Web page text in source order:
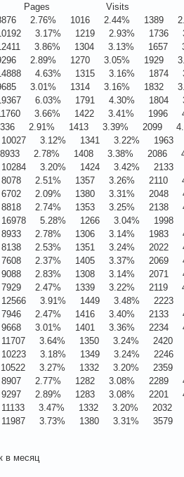
Visits
2.76% 1016 2.44% 1389
3.17% 1219 2.93% 1736
3.86% 1304 3.13% 1657
2.89% 1270 3.05% 1929
4.63% 1315 3.16% 1874
3.01% 1314 3.16% 1832
6.03% 1791 4.30% 1804
3.66% 1422 3.41% 1996
2.91% 1413 3.39% 2099
3.12% 1341 3.22% 1963
2.78% 1408 3.38% 2086
3.20% 1424 3.42% 2133
2.51% 1357 3.26% 2110
2.09% 1380 3.31% 2048
2.74% 1353 3.25% 2138
5.28% 1266 3.04% 1998
2.78% 1306 3.14% 1983
2.53% 1351 3.24% 2022
2.37% 1405 3.37% 2069
2.83% 1308 3.14% 2071
2.47% 1339 3.22% 2119
3.91% 1449 3.48% 2223
2.47% 1416 3.40% 2133
3.01% 1401 3.36% 2234
3.64% 1350 3.24% 2420
3.18% 1349 3.24% 2246
3.27% 1332 3.20% 2359
2.77% 1282 3.08% 2289
2.89% 1283 3.08% 2201
3.47% 1332 3.20% 2032
3.73% 1380 3.31% 3579
в месяц